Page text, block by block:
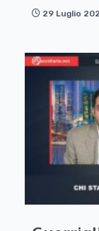
29 Luglio